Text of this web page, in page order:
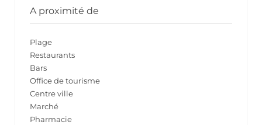
A proximité de
Plage
Restaurants
Bars
Office de tourisme
Centre ville
Marché
Pharmacie